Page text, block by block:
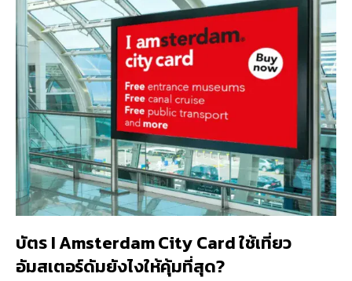
บัตร I Amsterdam City Card ใช้เที่ยว
อัมสเตอร์ดัมยังไงให้คุ้มที่สุด?